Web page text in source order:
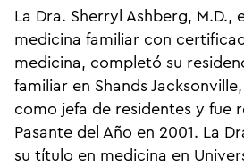
La Dra. Sherryl Ashberg, M.D.,
medicina familiar con
medicina, completó su
familiar en Shands
como jefa de residentes y fue
Pasante del Año en 2001. La
su título en medicina en